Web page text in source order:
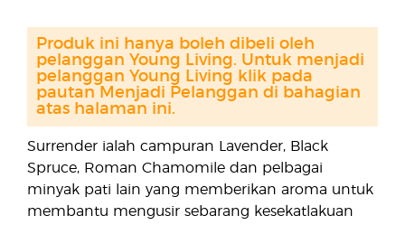
Surrender ialah campuran Lavender, Black
Spruce, Roman Chamomile dan pelbagai
minyak pati lain yang memberikan aroma untuk
membantu mengusir sebarang kesekatlakuan
Produk ini hanya boleh dibeli oleh
pelanggan Young Living. Untuk menjadi
pelanggan Young Living klik pada
pautan Menjadi Pelanggan di bahagian
atas halaman ini.